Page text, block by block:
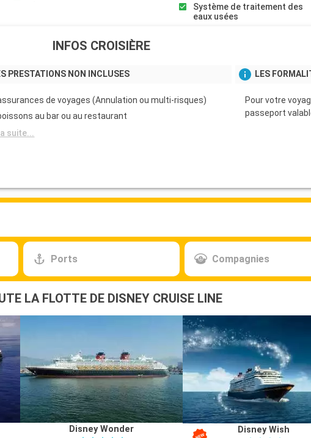
Système de traitement des
eaux usées
INFOS CROISIÈRE
PRESTATIONS NON INCLUSES
de voyages (Annulation ou multi-risques)
au bar ou au restaurant
suite...
LES
Pour votre
passeport
Ports Compagnies
LA FLOTTE DE DISNEY CRUISE LINE
Disney Wonder Disney Wish